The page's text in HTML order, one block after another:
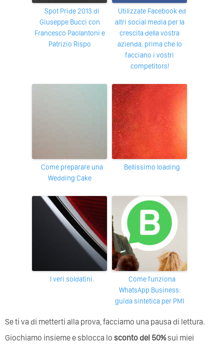
Spot Pride 2013 di
Giuseppe Bucci con
Francesco Paolantoni e
Patrizio Rispo
Utilizzate Facebook ed
altri social media per la
crescita della vostra
azienda, prima che lo
facciano i vostri
competitors!
Come preparare una
Wedding Cake
Bellissimo loading
i veri soldatini.
Come funziona
WhatsApp Business:
guida sintetica per PMI
Se ti va di metterti alla prova, facciamo una pausa di lettura.
Giochiamo insieme e sblocca lo sconto del 50%sui miei